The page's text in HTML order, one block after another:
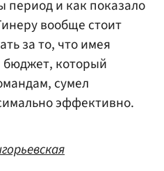
и как показало
вообще стоит
за то, что имея
который
сумел
эффективно.